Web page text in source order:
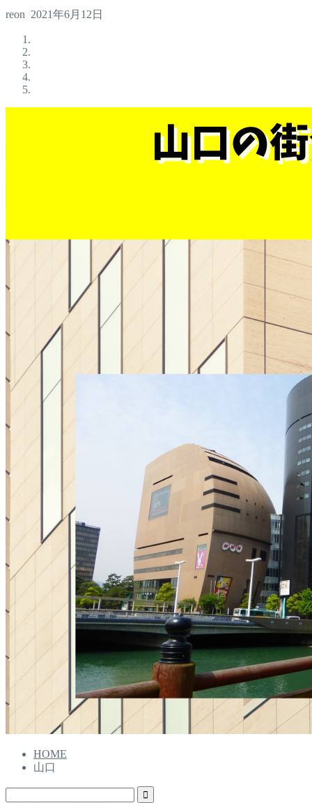
reon 2021年6月12日
HOME
山口